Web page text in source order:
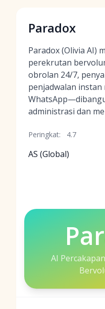
Paradox
Paradox (Olivia AI)
perekrutan
obrolan 24/7,
penjadwalan instan
administrasi dan
Peringkat: 4.7
AS (Global)
AI